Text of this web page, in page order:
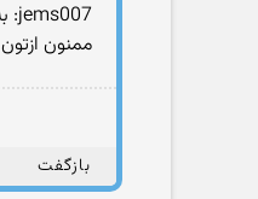
jems007: به دلیل دوستیابی و تلاش برای به خطر انداختن کاربران در پیام خصوصی
ممنون ازتون
بازگفت